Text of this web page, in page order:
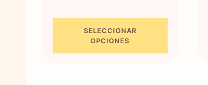
desde
SELECCIONAR
OPCIONES